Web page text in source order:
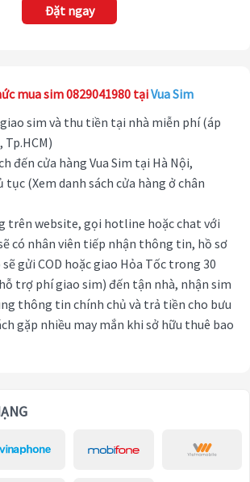
Đặt ngay
mua sim 0829041980 tạiVua Sim
giao sim và thu tiền tại nhà miễn phí (áp
đến cửa hàng Vua Sim tại Hà Nội,
tục (Xem danh sách cửa hàng ở chân
trên website, gọi hotline hoặc chat với
có nhân viên tiếp nhận thông tin, hồ sơ
gửi COD hoặc giao Hỏa Tốc trong 30
trợ phí giao sim) đến tận nhà, nhận sim
thông tin chính chủ và trả tiền cho bưu
gặp nhiều may mắn khi sở hữu thuê bao